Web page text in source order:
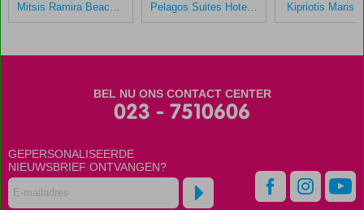
Mitsis Ramira Beach Hotel Pelagos Suites Hotel & Spa Kipriotis Maris
BEL NU ONS CONTACT CENTER
023 - 7510606
GEPERSONALISEERDE
NIEUWSBRIEF ONTVANGEN?